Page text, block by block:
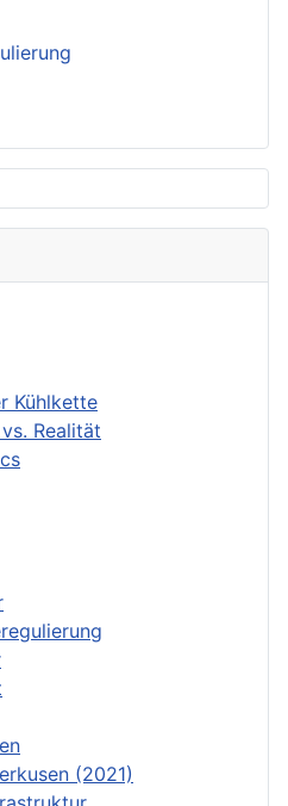
Kühlkette
Realität
(2021)